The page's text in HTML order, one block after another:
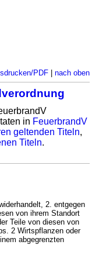
PDF| nach oben
in FeuerbrandV
geltenden Titeln,
Titeln.
2. entgegen
von ihrem Standort
Teile von diesen von
2 Wirtspflanzen oder
abgegrenzten